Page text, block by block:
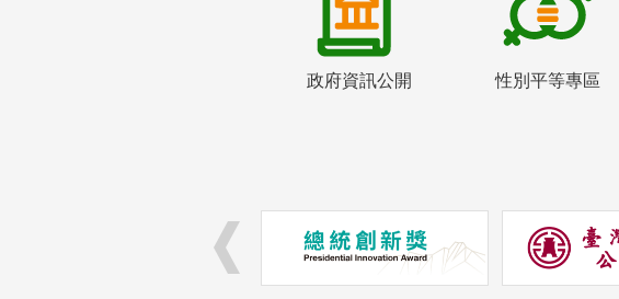
政府資訊公開 性別平等專區